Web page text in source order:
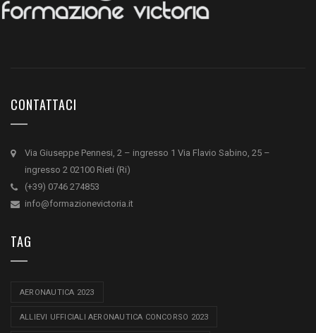
CONTATTACI
Via Giuseppe Pennesi, 2 – ingresso 1 Via Flavio Sabino, 25 –
ingresso 2 02100 Rieti (Ri)
(+39) 0746 274853
info@formazionevictoria.it
TAG
AERONAUTICA 2023
ALLIEVI UFFICIALI AERONAUTICA CONCORSO 2023